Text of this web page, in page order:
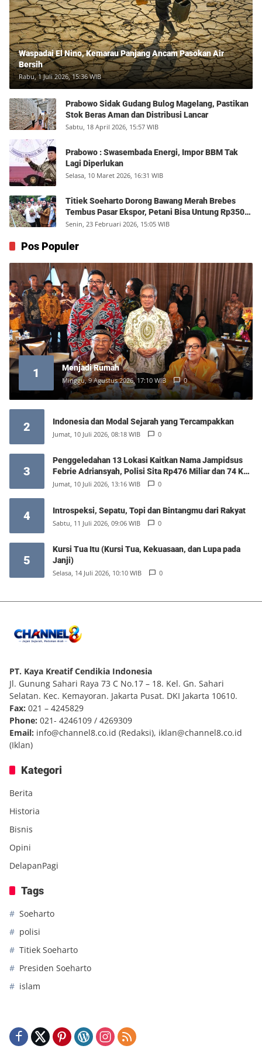
Waspadai El Nino, Kemarau Panjang Ancam Pasokan Air
Bersih
Rabu, 1 Juli 2026, 15:36 WIB
Prabowo Sidak Gudang Bulog Magelang, Pastikan
Stok Beras Aman dan Distribusi Lancar
Sabtu, 18 April 2026, 15:57 WIB
Prabowo : Swasembada Energi, Impor BBM Tak
Lagi Diperlukan
Selasa, 10 Maret 2026, 16:31 WIB
Titiek Soeharto Dorong Bawang Merah Brebes
Tembus Pasar Ekspor, Petani Bisa Untung Rp350
Juta per Hektare
Senin, 23 Februari 2026, 15:05 WIB
Pos Populer
1 Menjadi Rumah
Minggu, 9 Agustus 2026, 17:10 WIB 0
2 Indonesia dan Modal Sejarah yang Tercampakkan
Jumat, 10 Juli 2026, 08:18 WIB 0
3
Penggeledahan 13 Lokasi Kaitkan Nama Jampidsus
Febrie Adriansyah, Polisi Sita Rp476 Miliar dan 74 Kg
Emas
Jumat, 10 Juli 2026, 13:16 WIB 0
4 Introspeksi, Sepatu, Topi dan Bintangmu dari Rakyat
Sabtu, 11 Juli 2026, 09:06 WIB 0
5
Kursi Tua Itu (Kursi Tua, Kekuasaan, dan Lupa pada
Janji)
Selasa, 14 Juli 2026, 10:10 WIB 0
PT. Kaya Kreatif Cendikia Indonesia
Jl. Gunung Sahari Raya 73 C No.17 – 18. Kel. Gn. Sahari
Selatan. Kec. Kemayoran. Jakarta Pusat. DKI Jakarta 10610.
Fax: 021 – 4245829
Phone: 021- 4246109 / 4269309
Email: info@channel8.co.id (Redaksi), iklan@channel8.co.id
(Iklan)
Kategori
Berita
Historia
Bisnis
Opini
DelapanPagi
Tags
Soeharto
polisi
Titiek Soeharto
Presiden Soeharto
islam